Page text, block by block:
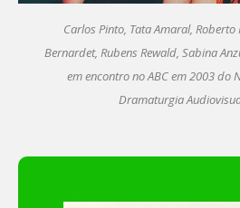
Carlos Pinto, Tata Amaral, Roberto
Bernardet, Rubens Rewald, Sabina
em encontro no ABC em 2003 do
Dramaturgia